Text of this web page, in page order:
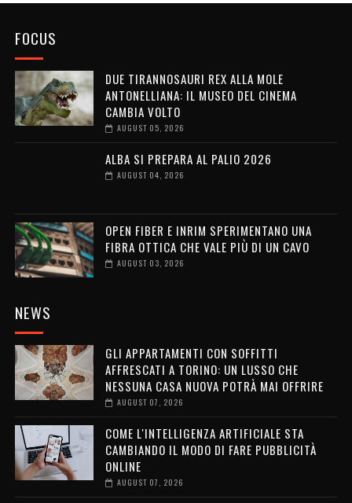
FOCUS
DUE TIRANNOSAURI REX ALLA MOLE
ANTONELLIANA: IL MUSEO DEL CINEMA
CAMBIA VOLTO
AUGUST 05, 2026
ALBA SI PREPARA AL PALIO 2026
AUGUST 04, 2026
OPEN FIBER E INRIM SPERIMENTANO UNA
FIBRA OTTICA CHE VALE PIÙ DI UN CAVO
AUGUST 03, 2026
NEWS
GLI APPARTAMENTI CON SOFFITTI
AFFRESCATI A TORINO: UN LUSSO CHE
NESSUNA CASA NUOVA POTRÀ MAI OFFRIRE
AUGUST 07, 2026
COME L'INTELLIGENZA ARTIFICIALE STA
CAMBIANDO IL MODO DI FARE PUBBLICITÀ
ONLINE
AUGUST 07, 2026